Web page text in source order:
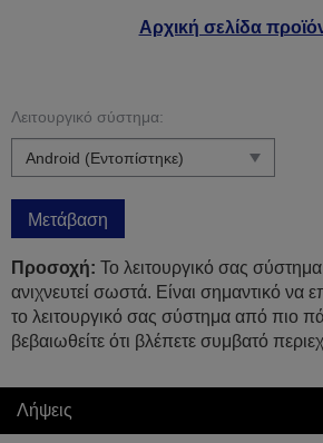
Αρχική σελίδα
Λειτουργικό σύστημα:
Μετάβαση
Προσοχή: Το λειτουργικό σας
ανιχνευτεί σωστά. Είναι σημαντικό να
το λειτουργικό σας σύστημα από πιο
βεβαιωθείτε ότι βλέπετε συμβατό
Λήψεις